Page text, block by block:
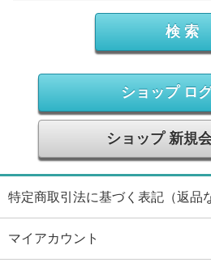
ショップ ロ
ショップ 新規
特定商取引法に基づく表記（返品
マイアカウント